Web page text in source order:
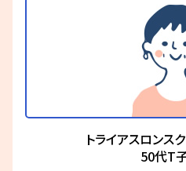
トライアスロンス
50代T